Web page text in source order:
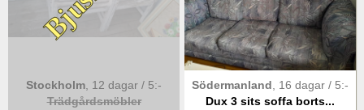
Stockholm 12 dagar/ 5:-
Trädgårdsmöbler
Södermanland 16 dagar / 5:-
Dux 3 sits soffa borts...